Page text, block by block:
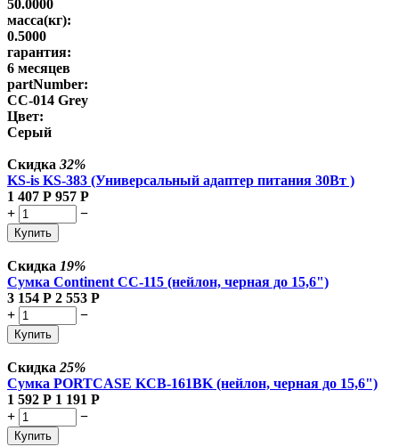
50.0000
масса(кг):
0.5000
гарантия:
6 месяцев
partNumber:
CC-014 Grey
Цвет:
Серый
Скидка 32%
KS-is KS-383 (Универсальный адаптер питания 30Вт )
1 407 Р 957 Р
+
−
Купить
Скидка 19%
Сумка Continent CC-115 (нейлон, черная до 15,6")
3 154 Р 2 553 Р
+
−
Купить
Скидка 25%
Сумка PORTCASE KCB-161BK (нейлон, черная до 15,6")
1 592 Р 1 191 Р
+
−
Купить